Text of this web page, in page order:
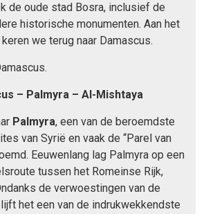
de oude stad Bosra, inclusief de
historische monumenten. Aan het
we terug naar Damascus.
– Palmyra – Al-Mishtaya
Palmyra, een van de beroemdste
van Syrië en vaak de “Parel van
Eeuwenlang lag Palmyra op een
tussen het Romeinse Rijk,
de verwoestingen van de
het een van de indrukwekkendste